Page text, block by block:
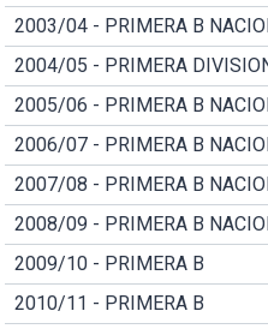
2003/04 - PRIMERA B
2004/05 - PRIMERA
2005/06 - PRIMERA B
2006/07 - PRIMERA B
2007/08 - PRIMERA B
2008/09 - PRIMERA B
2009/10 - PRIMERA B
2010/11 - PRIMERA B